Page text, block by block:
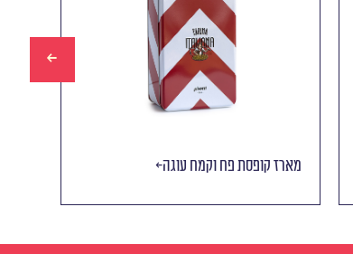
מארז קופסת פח וקמח עוגה